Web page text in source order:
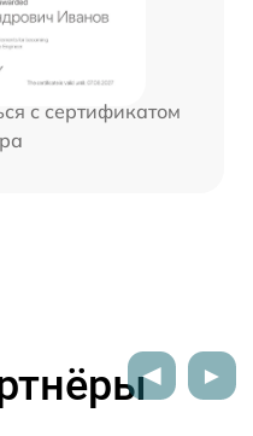
с сертификатом